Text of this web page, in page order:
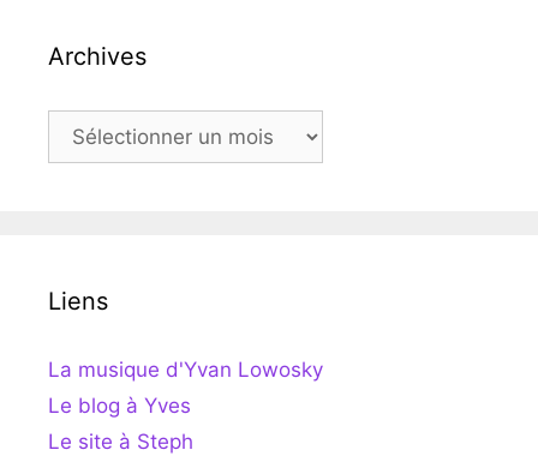
Archives
Archives
Liens
La musique d'Yvan Lowosky
Le blog à Yves
Le site à Steph